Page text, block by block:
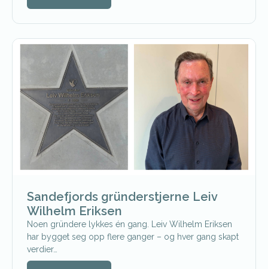
Sandefjords gründerstjerne Leiv
Wilhelm Eriksen
Noen gründere lykkes én gang. Leiv Wilhelm Eriksen
har bygget seg opp flere ganger – og hver gang skapt
verdier…